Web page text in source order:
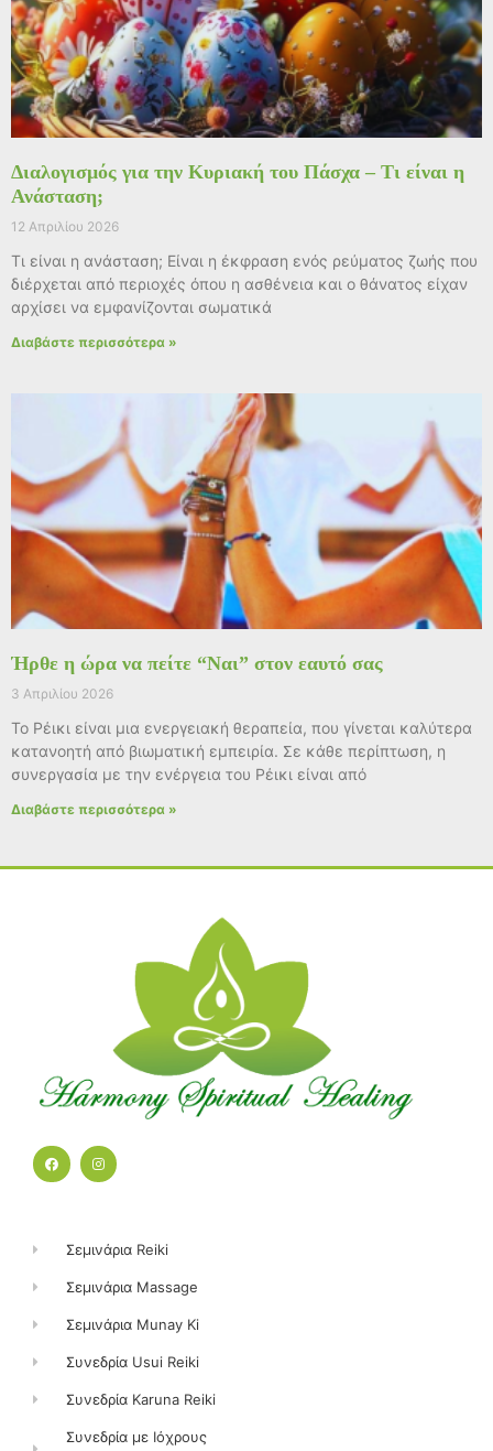
Διαλογισμός για την Κυριακή του Πάσχα – Τι είναι η
Ανάσταση;
12 Απριλίου 2026
Τι είναι η ανάσταση; Είναι η έκφραση ενός ρεύματος ζωής που
διέρχεται από περιοχές όπου η ασθένεια και ο θάνατος είχαν
αρχίσει να εμφανίζονται σωματικά
Διαβάστε περισσότερα »
Ήρθε η ώρα να πείτε “Ναι” στον εαυτό σας
3 Απριλίου 2026
Το Ρέικι είναι μια ενεργειακή θεραπεία, που γίνεται καλύτερα
κατανοητή από βιωματική εμπειρία. Σε κάθε περίπτωση, η
συνεργασία με την ενέργεια του Ρέικι είναι από
Διαβάστε περισσότερα »
F
a
I
n
m
Σεμινάρια Reiki
Σεμινάρια Massage
Σεμινάρια Munay Ki
Συνεδρία Usui Reiki
Συνεδρία Karuna Reiki
Συνεδρία με Ιόχρους